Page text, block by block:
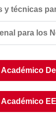
y técnicas
para los